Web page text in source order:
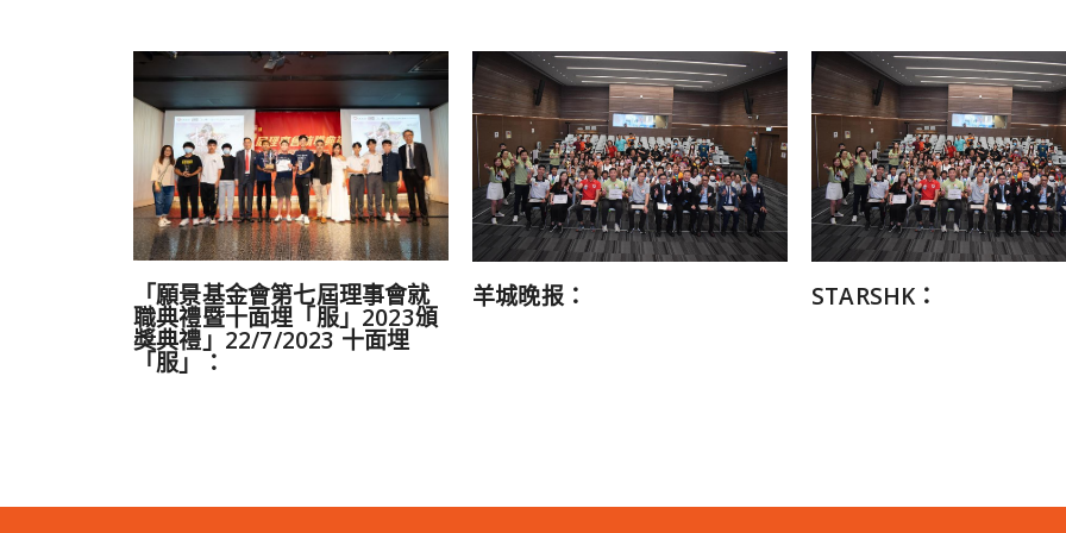
「願景基金會第七屆理事會就
職典禮暨十面埋「服」2023頒
獎典禮」22/7/2023 十面埋
「服」：
羊城晚报： STARSHK：